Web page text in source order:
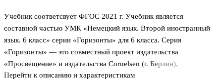
Учебник соответсвует ФГОС 2021 г. Учебник является
составной частью УМК «Немецкий язык. Второй иностранный
язык. 6 класс» серии «Горизонты» для 6 класса. Серия
«Горизонты» — это совместный проект издательства
«Просвещение» и издательства Cornelsen (г. Берлин),
предназначенный для школ с изучением немецкого языка как
Перейти к описанию и характеристикам